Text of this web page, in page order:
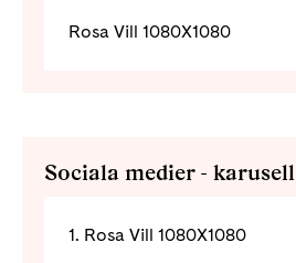
Rosa Vill 1080X1080
Sociala medier - karusell
1. Rosa Vill 1080X1080